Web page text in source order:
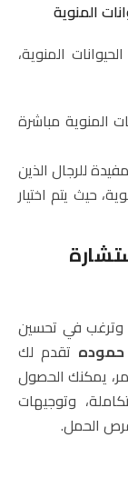
المنوية
المنوية،
المنوية مباشرة
للرجال الذين
حيث يتم اختيار
وترغب في تحسين
حموده تقدم لك
يمكنك الحصول
وتوجيهات
الحمل.